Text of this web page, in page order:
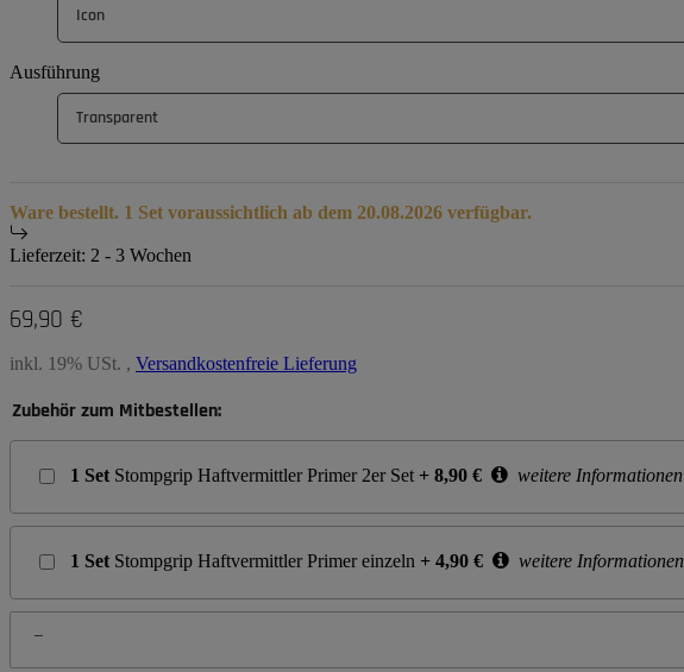
Icon
Ausführung
Transparent
Ware bestellt. 1 Set voraussichtlich ab dem 20.08.2026 verfügbar.
Lieferzeit: 2 - 3 Wochen
69,90 €
inkl. 19% USt. , Versandkostenfreie Lieferung
Zubehör zum Mitbestellen:
1 Set Stompgrip Haftvermittler Primer 2er Set + 8,90 € weitere Informationen
1 Set Stompgrip Haftvermittler Primer einzeln + 4,90 € weitere Informationen